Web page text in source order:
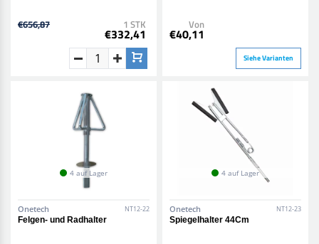
€656,87 1 STK
€332,41
Von
€40,11
Siehe Varianten
4 auf Lager
Onetech NT12-22
Felgen- und Radhalter
4 auf Lager
Onetech NT12-23
Spiegelhalter 44Cm